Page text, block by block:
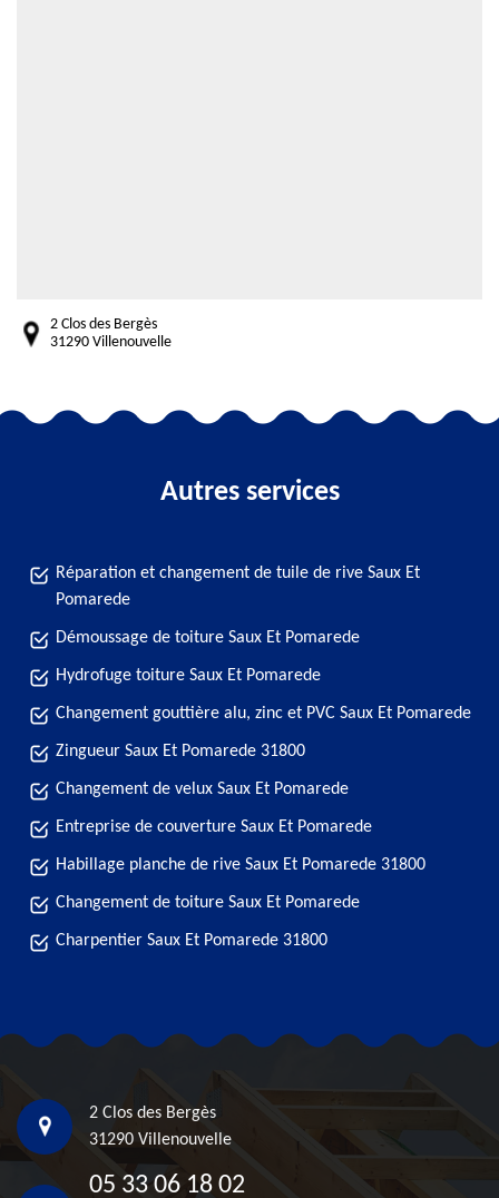
2 Clos des Bergès
31290 Villenouvelle
Autres services
Réparation et changement de tuile de rive Saux Et
Pomarede
Démoussage de toiture Saux Et Pomarede
Hydrofuge toiture Saux Et Pomarede
Changement gouttière alu, zinc et PVC Saux Et Pomarede
Zingueur Saux Et Pomarede 31800
Changement de velux Saux Et Pomarede
Entreprise de couverture Saux Et Pomarede
Habillage planche de rive Saux Et Pomarede 31800
Changement de toiture Saux Et Pomarede
Charpentier Saux Et Pomarede 31800
2 Clos des Bergès
31290 Villenouvelle
05 33 06 18 02